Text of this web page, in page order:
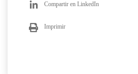
Compartir en LinkedIn
Imprimir